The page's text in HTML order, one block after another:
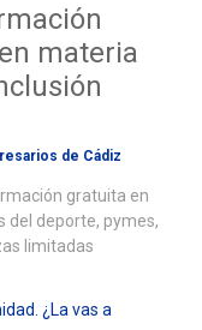
materia
de Cádiz
gratuita en
del deporte, pymes,
limitadas
¿La vas a